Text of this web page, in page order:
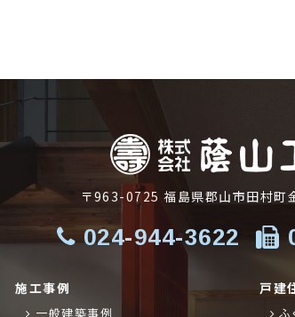
〒963-0725福島県郡山市田村
024-944-3622
施工事例
一般建築事例
戸建
ふ